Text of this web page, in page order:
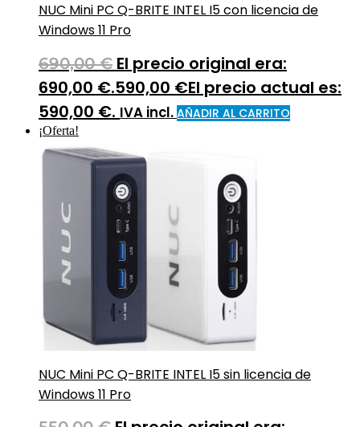
NUC Mini PC Q-BRITE INTEL I5 con licencia de
Windows 11 Pro
690,00€ El precio original era:
690,00 €.590,00 €El precio actual es:
590,00 €. IVA incl. AÑADIR AL CARRITO
¡Oferta!
NUC Mini PC Q-BRITE INTEL I5 sin licencia de
Windows 11 Pro